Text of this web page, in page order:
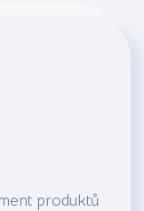
produktů